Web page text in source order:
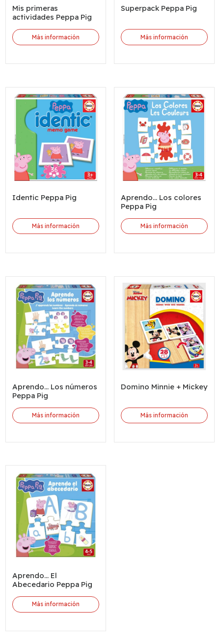
Mis primeras
actividades Peppa Pig
Más información
Superpack Peppa Pig
Más información
Identic Peppa Pig
Más información
Aprendo... Los colores
Peppa Pig
Más información
Aprendo... Los números
Peppa Pig
Más información
Domino Minnie + Mickey
Más información
Aprendo... El
Abecedario Peppa Pig
Más información